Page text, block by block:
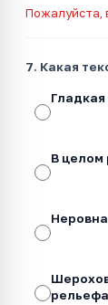
Пожалуйста,
7. Какая
Гладкая
В целом
рельефа